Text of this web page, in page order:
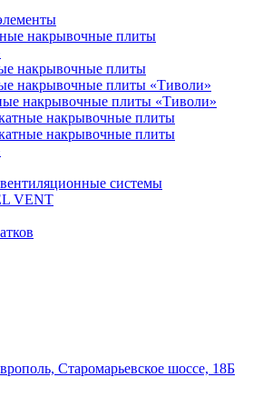
накрывочные плиты
накрывочные плиты
накрывочные плиты «Тиволи»
накрывочные плиты «Тиволи»
накрывочные плиты
накрывочные плиты
системы
VENT
Старомарьевское шоссе, 18Б